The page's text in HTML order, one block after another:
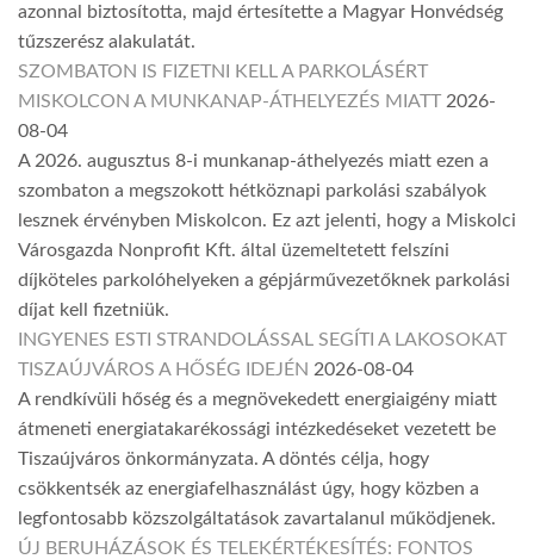
azonnal biztosította, majd értesítette a Magyar Honvédség
tűzszerész alakulatát.
SZOMBATON IS FIZETNI KELL A PARKOLÁSÉRT
MISKOLCON A MUNKANAP-ÁTHELYEZÉS MIATT 2026-
08-04
A 2026. augusztus 8-i munkanap-áthelyezés miatt ezen a
szombaton a megszokott hétköznapi parkolási szabályok
lesznek érvényben Miskolcon. Ez azt jelenti, hogy a Miskolci
Városgazda Nonprofit Kft. által üzemeltetett felszíni
díjköteles parkolóhelyeken a gépjárművezetőknek parkolási
díjat kell fizetniük.
INGYENES ESTI STRANDOLÁSSAL SEGÍTI A LAKOSOKAT
TISZAÚJVÁROS A HŐSÉG IDEJÉN 2026-08-04
A rendkívüli hőség és a megnövekedett energiaigény miatt
átmeneti energiatakarékossági intézkedéseket vezetett be
Tiszaújváros önkormányzata. A döntés célja, hogy
csökkentsék az energiafelhasználást úgy, hogy közben a
legfontosabb közszolgáltatások zavartalanul működjenek.
ÚJ BERUHÁZÁSOK ÉS TELEKÉRTÉKESÍTÉS: FONTOS